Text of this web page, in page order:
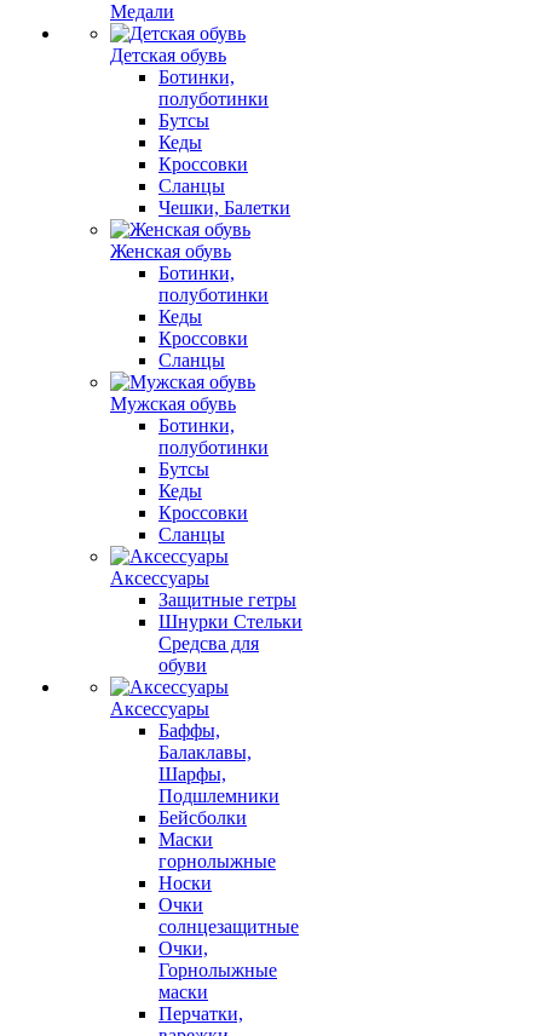
Медали
Детская обувь
Ботинки,
полуботинки
Бутсы
Кеды
Кроссовки
Сланцы
Чешки, Балетки
Женская обувь
Ботинки,
полуботинки
Кеды
Кроссовки
Сланцы
Мужская обувь
Ботинки,
полуботинки
Бутсы
Кеды
Кроссовки
Сланцы
Аксессуары
Защитные гетры
Шнурки Стельки
Средсва для
обуви
Аксессуары
Баффы,
Балаклавы,
Шарфы,
Подшлемники
Бейсболки
Маски
горнолыжные
Носки
Очки
солнцезащитные
Очки,
Горнолыжные
маски
Перчатки,